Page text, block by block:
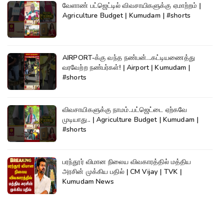
வேளாண் பட்ஜெட்டில் விவசாயிகளுக்கு ஏமாற்றம் |
Agriculture Budget | Kumudam | #shorts
AIRPORT-க்கு வந்த நண்பன்...கட்டியணைத்து
வரவேற்ற நண்பர்கள்! | Airport | Kumudam |
#shorts
விவசாயிகளுக்கு நாமம்..பட்ஜெட்டை ஏற்கவே
முடியாது.. | Agriculture Budget | Kumudam |
#shorts
பரந்தூர் விமான நிலைய விவகாரத்தில் மத்திய
அரசின் முக்கிய பதில் | CM Vijay | TVK |
Kumudam News